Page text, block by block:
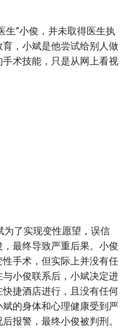
生”小俊，并未取得医生执
，小斌是他尝试给别人做
术技能，只是从网上看视
了实现变性愿望，误信
最终导致严重后果。小俊
手术，但实际上并没有任
小俊联系后，小斌决定进
捷酒店进行，且没有任何
的身体和心理健康受到严
报警，最终小俊被判刑。